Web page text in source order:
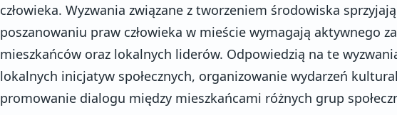
człowieka. Wyzwania związane z tworzeniem środowiska
poszanowaniu praw człowieka w mieście wymagają aktywnego
mieszkańców oraz lokalnych liderów. Odpowiedzią na te
lokalnych inicjatyw społecznych, organizowanie wydarzeń
promowanie dialogu między mieszkańcami różnych grup